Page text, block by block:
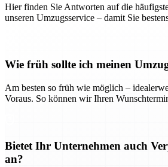
Hier finden Sie Antworten auf die
unseren Umzugsservice – damit Sie
Wie früh sollte ich meinen
Am besten so früh wie möglich –
Voraus. So können wir Ihren
Bietet Ihr Unternehmen auch
an?